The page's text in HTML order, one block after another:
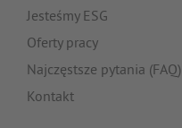
Jesteśmy ESG
Oferty pracy
Najczęstsze pytania (FAQ)
Kontakt